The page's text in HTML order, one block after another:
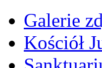
Galerie
Kościół